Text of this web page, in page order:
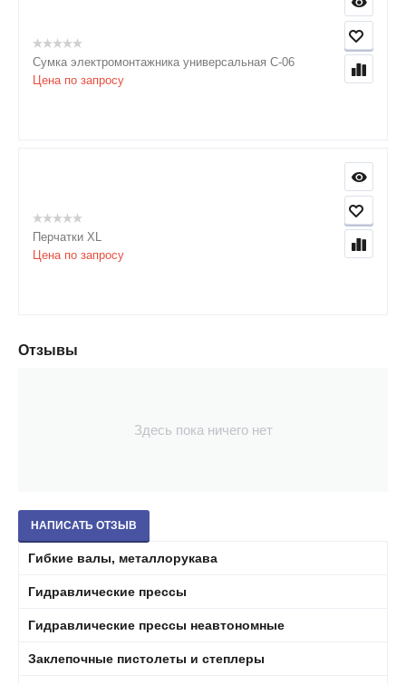
Сумка электромонтажника универсальная С-06
Цена по запросу
Перчатки ХL
Цена по запросу
Отзывы
Здесь пока ничего нет
НАПИСАТЬ ОТЗЫВ
Гибкие валы, металлорукава
Гидравлические прессы
Гидравлические прессы неавтономные
Заклепочные пистолеты и степлеры